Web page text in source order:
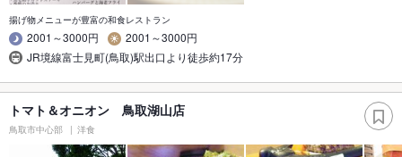
揚げ物メニューが豊富の和食レストラン
2001～3000円
2001～3000円
JR境線富士見町(鳥取)駅出口より徒歩約17分
トマト＆オニオン 鳥取湖山店
鳥取市中心部 洋食